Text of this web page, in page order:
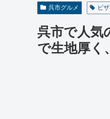
呉市グルメ ピザ
呉市で人気
で生地厚く